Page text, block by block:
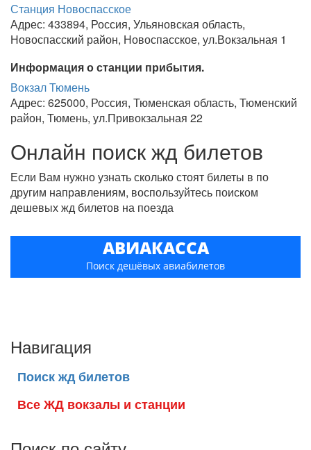
Станция Новоспасское
Адрес: 433894, Россия, Ульяновская область,
Новоспасский район, Новоспасское, ул.Вокзальная 1
Информация о станции прибытия.
Вокзал Тюмень
Адрес: 625000, Россия, Тюменская область, Тюменский
район, Тюмень, ул.Привокзальная 22
Онлайн поиск жд билетов
Если Вам нужно узнать сколько стоят билеты в по
другим направлениям, воспользуйтесь поиском
дешевых жд билетов на поезда
АВИАКАССА
Поиск дешёвых авиабилетов
Навигация
Поиск жд билетов
Все ЖД вокзалы и станции